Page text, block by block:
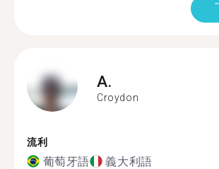
A.
Croydon
流利
葡萄牙語 義大利語